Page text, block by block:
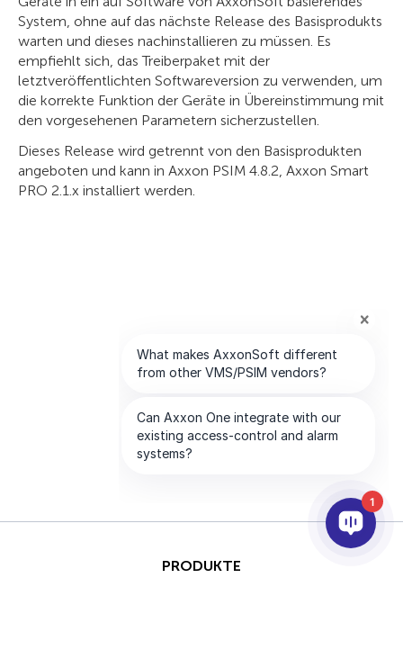
System, ohne auf das nächste Release des Basisprodukts
warten und dieses nachinstallieren zu müssen. Es
empfiehlt sich, das Treiberpaket mit der
letztveröffentlichten Softwareversion zu verwenden, um
die korrekte Funktion der Geräte in Übereinstimmung mit
den vorgesehenen Parametern sicherzustellen.
Dieses Release wird getrennt von den Basisprodukten
angeboten und kann in Axxon PSIM 4.8.2, Axxon Smart
PRO 2.1.x installiert werden.
PRODUKTE
1